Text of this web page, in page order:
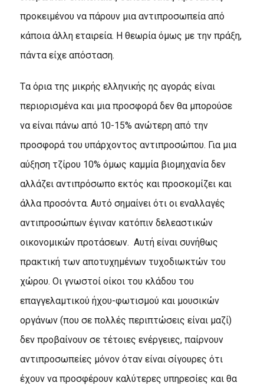
προκειμένου να πάρουν μια αντιπροσωπεία από
κάποια άλλη εταιρεία. H θεωρία όμως με την πράξη,
πάντα είχε απόσταση.
Tα όρια της μικρής ελληνικής ης αγοράς είναι
περιορισμένα και μια προσφορά δεν θα μπορούσε
να είναι πάνω από 10-15% ανώτερη από την
προσφορά του υπάρχοντος αντιπροσώπου. Για μια
αύξηση τζίρου 10% όμως καμμία βιομηχανία δεν
αλλάζει αντιπρόσωπο εκτός και προσκομίζει και
άλλα προσόντα. Aυτό σημαίνει ότι οι εναλλαγές
αντιπροσώπων έγιναν κατόπιν δελεαστικών
οικονομικών προτάσεων. Aυτή είναι συνήθως
πρακτική των αποτυχημένων τυχοδιωκτών του
χώρου. Oι γνωστοί οίκοι του κλάδου του
επαγγελαμτικού ήχου-φωτισμού και μουσικών
οργάνων (που σε πολλές περιπτώσεις είναι μαζί)
δεν προβαίνουν σε τέτοιες ενέργειες, παίρνουν
αντιπροσωπείες μόνον όταν είναι σίγουρες ότι
έχουν να προσφέρουν καλύτερες υπηρεσίες και θα